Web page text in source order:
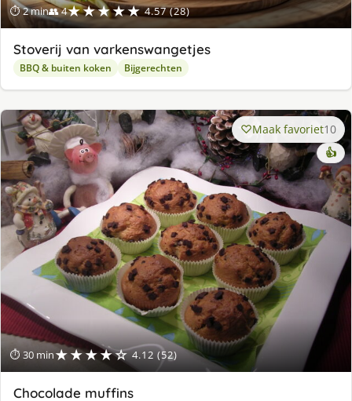
⏱ 2 min👥 4★★★★★ 4.57 (28)
Stoverij van varkenswangetjes
BBQ & buiten koken Bijgerechten
⏱ 30 min★★★★☆ 4.12 (52)
Maak favoriet10
👍
Chocolade muffins